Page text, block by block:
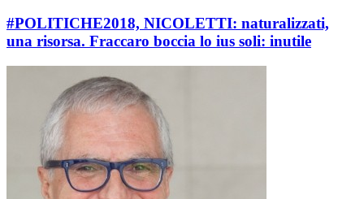
#POLITICHE2018, NICOLETTI: naturalizzati,
una risorsa. Fraccaro boccia lo ius soli: inutile